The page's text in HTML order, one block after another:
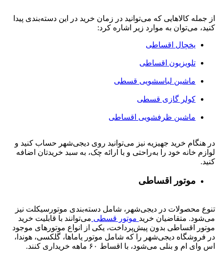
از جمله کالاهایی که می‌توانید در زمان خرید در این دسته‌بندی پیدا
کنید، می‌توان به موارد زیر اشاره کرد:
یخچال اقساطی
تلویزیون اقساطی
ماشین لباسشویی قسطی
کولر گازی قسطی
ماشین ظرفشویی اقساطی
در هنگام خرید جهیزیه نیز می‌توانید روی دیجی‌شهر حساب کنید و
لوازم خانه خود را به‌راحتی و با ارائه چک، به سبد خریدتان اضافه
کنید.
موتور اقساطی
تنوع محصولات در دیجی‌شهر، شامل دسته‌بندی موتورسیکلت نیز
می‌شود. متقاضیان خرید موتور قسطی می‌توانند با قابلیت خرید
موتور اقساطی بدون پیش‌پرداخت، یکی از انواع موتورهای موجود
در فروشگاه دیجی‌شهر را که شامل موتور یاماها، گلکسی، هوندا،
اس وای ام و بنلی می‌شود، با اقساط ۶۰ ماهه خریداری کنند.